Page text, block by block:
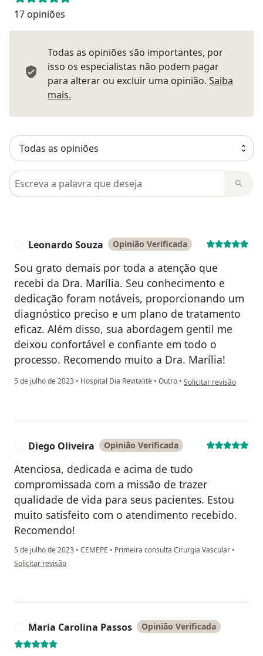
17 opiniões
Todas as opiniões são importantes, por
isso os especialistas não podem pagar
para alterar ou excluir uma opinião. Saiba
mais.
Pesquisar em opiniões
Leonardo Souza Opinião Verificada
Sou grato demais por toda a atenção que
recebi da Dra. Marília. Seu conhecimento e
dedicação foram notáveis, proporcionando um
diagnóstico preciso e um plano de tratamento
eficaz. Além disso, sua abordagem gentil me
deixou confortável e confiante em todo o
processo. Recomendo muito a Dra. Marília!
5 de julho de 2023 • Hospital Dia Revitalitè • Outro • na opinião do utilizador
Solicitar revisão
Diego Oliveira Opinião Verificada
Atenciosa, dedicada e acima de tudo
compromissada com a missão de trazer
qualidade de vida para seus pacientes. Estou
muito satisfeito com o atendimento recebido.
Recomendo!
5 de julho de 2023 • CEMEPE • Primeira consulta Cirurgia Vascular •
na opinião do utilizador Diego Oliveira
Solicitar revisão
Maria Carolina Passos Opinião Verificada